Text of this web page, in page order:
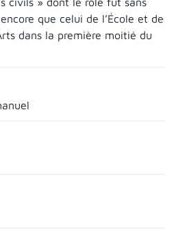
que celui de l’École et de
dans la première moitié du